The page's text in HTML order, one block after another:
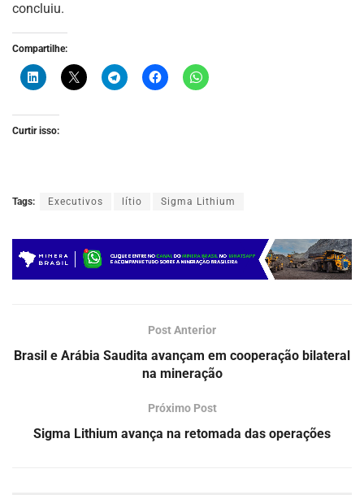
concluiu.
Compartilhe:
Curtir isso:
Tags: Executivos lítio Sigma Lithium
Post Anterior
Brasil e Arábia Saudita avançam em cooperação bilateral
na mineração
Próximo Post
Sigma Lithium avança na retomada das operações